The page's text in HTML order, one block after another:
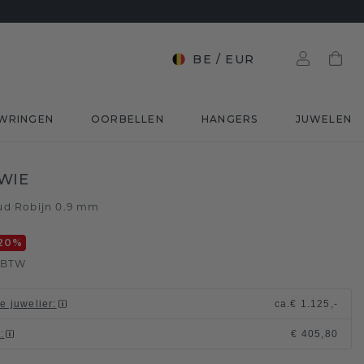
BE / EUR
OORBELLEN HANGERS JUWELEN
Robijn 0.9 mm
%
juwelier: ca.€ 1.125,-
: € 405,80